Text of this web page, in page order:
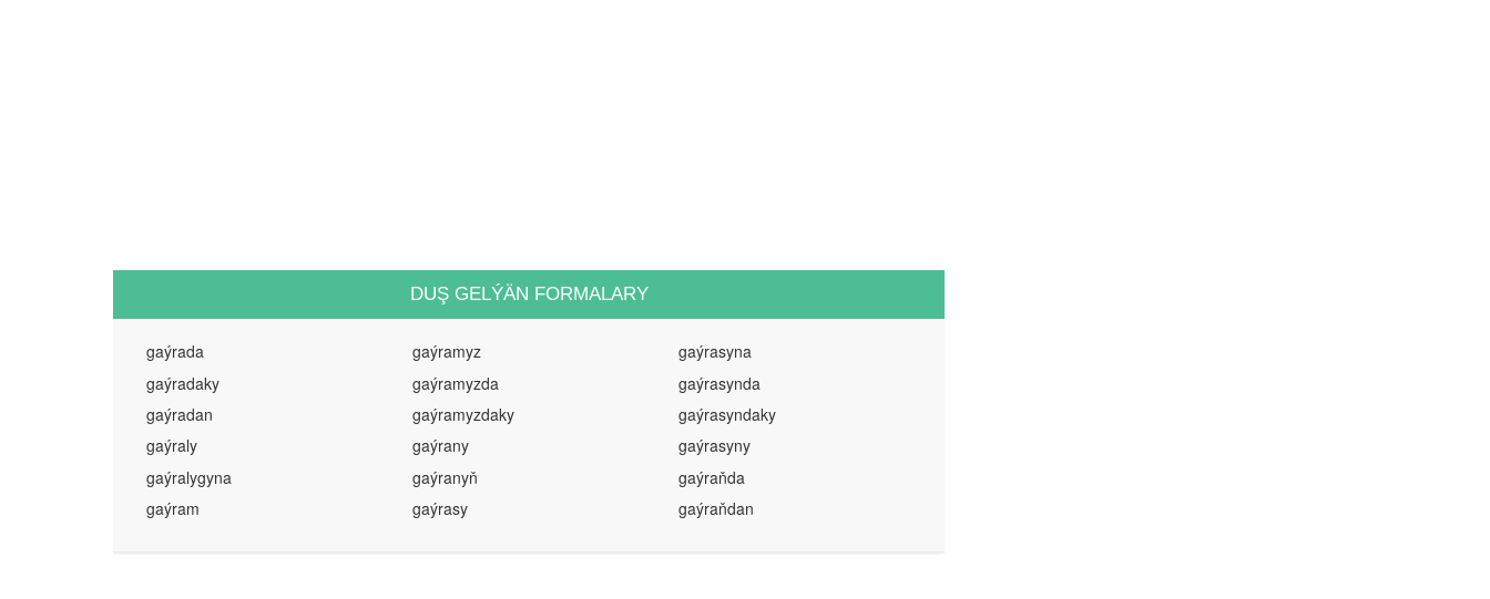
DUŞ GELÝÄN FORMALARY
gaýrada
gaýradaky
gaýradan
gaýraly
gaýralygyna
gaýram
gaýramyz
gaýramyzda
gaýramyzdaky
gaýrany
gaýranyň
gaýrasy
gaýrasyna
gaýrasynda
gaýrasyndaky
gaýrasyny
gaýraňda
gaýraňdan